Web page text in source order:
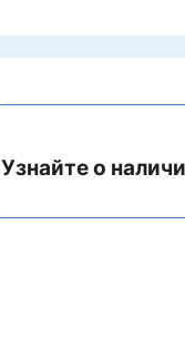
Узнайте о